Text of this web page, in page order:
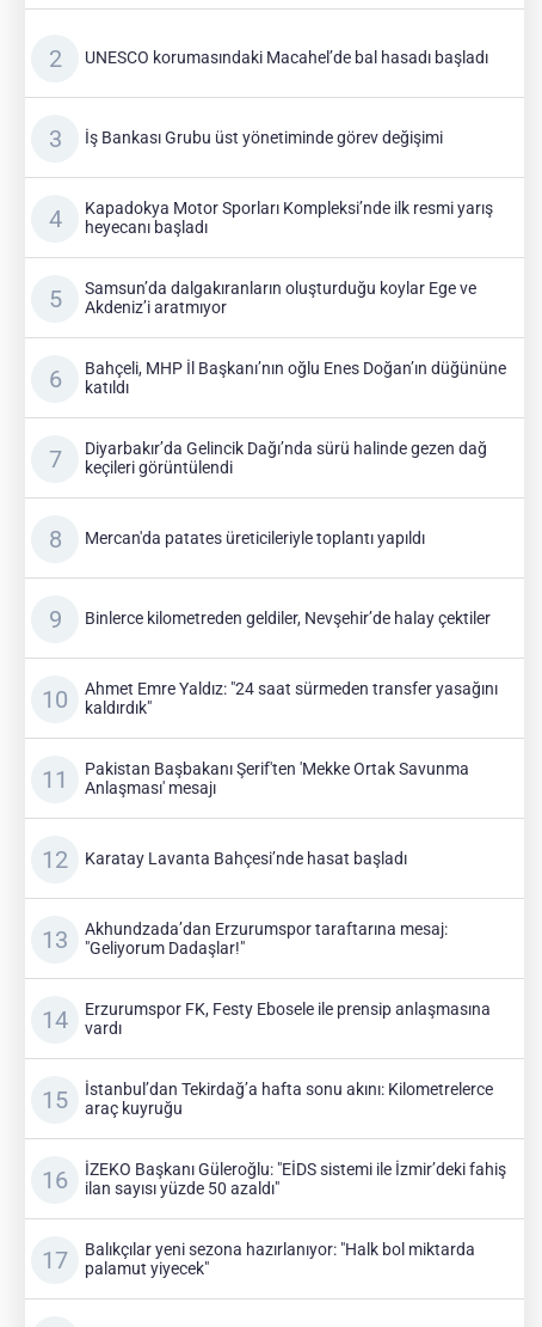
UNESCO korumasındaki Macahel’de bal hasadı başladı
İş Bankası Grubu üst yönetiminde görev değişimi
Kapadokya Motor Sporları Kompleksi’nde ilk resmi yarış
heyecanı başladı
Samsun’da dalgakıranların oluşturduğu koylar Ege ve
Akdeniz’i aratmıyor
Bahçeli, MHP İl Başkanı’nın oğlu Enes Doğan’ın düğününe
katıldı
Diyarbakır’da Gelincik Dağı’nda sürü halinde gezen dağ
keçileri görüntülendi
Mercan'da patates üreticileriyle toplantı yapıldı
Binlerce kilometreden geldiler, Nevşehir’de halay çektiler
Ahmet Emre Yaldız: "24 saat sürmeden transfer yasağını
kaldırdık"
Pakistan Başbakanı Şerif'ten 'Mekke Ortak Savunma
Anlaşması' mesajı
Karatay Lavanta Bahçesi’nde hasat başladı
Akhundzada’dan Erzurumspor taraftarına mesaj:
"Geliyorum Dadaşlar!"
Erzurumspor FK, Festy Ebosele ile prensip anlaşmasına
vardı
İstanbul’dan Tekirdağ’a hafta sonu akını: Kilometrelerce
araç kuyruğu
İZEKO Başkanı Güleroğlu: "EİDS sistemi ile İzmir’deki fahiş
ilan sayısı yüzde 50 azaldı"
Balıkçılar yeni sezona hazırlanıyor: "Halk bol miktarda
palamut yiyecek"